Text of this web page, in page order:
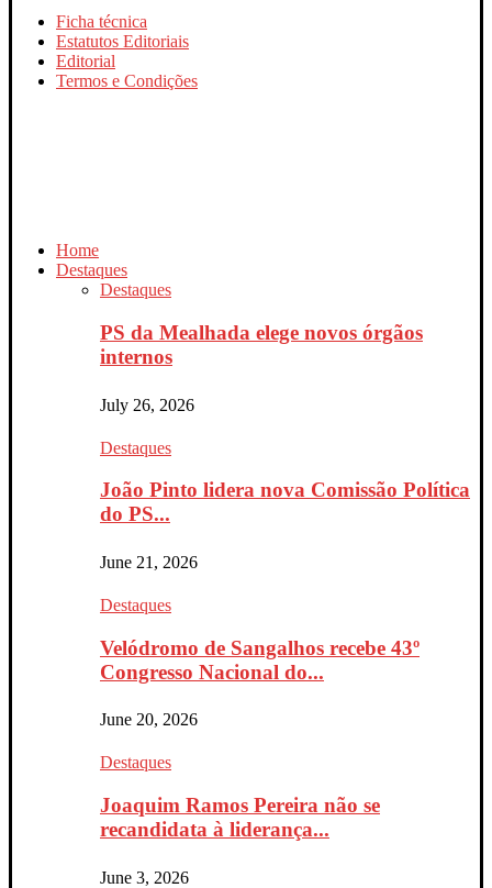
Ficha técnica
Estatutos Editoriais
Editorial
Termos e Condições
Home
Destaques
Destaques
PS da Mealhada elege novos órgãos
internos
July 26, 2026
Destaques
João Pinto lidera nova Comissão Política
do PS...
June 21, 2026
Destaques
Velódromo de Sangalhos recebe 43º
Congresso Nacional do...
June 20, 2026
Destaques
Joaquim Ramos Pereira não se
recandidata à liderança...
June 3, 2026